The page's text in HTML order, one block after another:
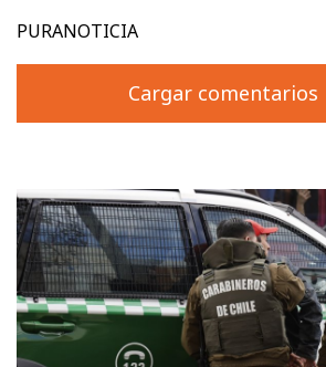
PURANOTICIA
Cargar comentarios